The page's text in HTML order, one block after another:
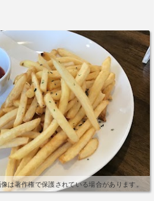
像は著作権で保護されている場合があります。